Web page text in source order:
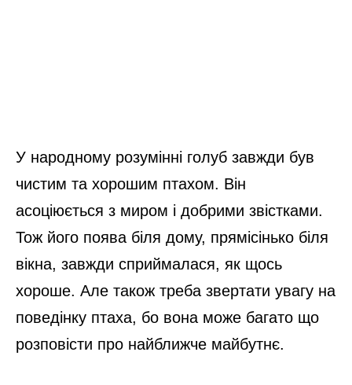
У народному розумінні голуб завжди був
чистим та хорошим птахом. Він
асоціюється з миром і добрими звістками.
Тож його поява біля дому, прямісінько біля
вікна, завжди сприймалася, як щось
хороше. Але також треба звертати увагу на
поведінку птаха, бо вона може багато що
розповісти про найближче майбутнє.